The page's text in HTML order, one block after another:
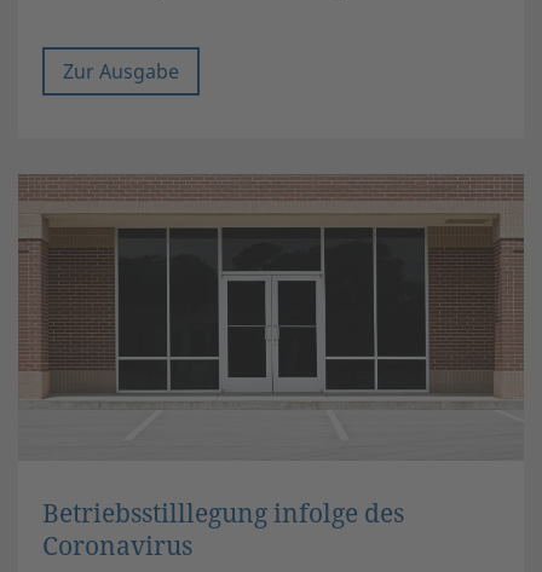
Zur Ausgabe
Betriebsstilllegung infolge des
Coronavirus